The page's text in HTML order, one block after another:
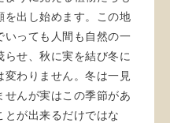
を出し始めます。この地
いっても人間も自然の一
せ、秋に実を結び冬に
わりません。冬は一見
んが実はこの季節があ
とが出来るだけではな